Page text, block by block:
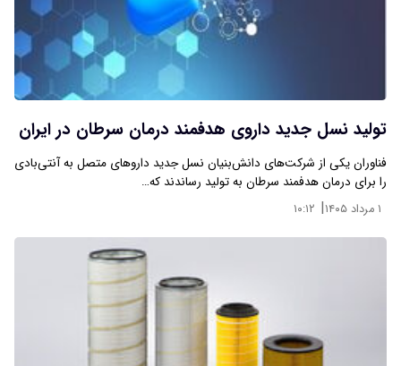
تولید نسل جدید داروی هدفمند درمان سرطان در ایران
فناوران یکی از شرکت‌های دانش‌بنیان نسل جدید داروهای متصل به آنتی‌بادی
را برای درمان هدفمند سرطان به تولید رساندند که…
۱ مرداد ۱۴۰۵ | ۱۰:۱۲